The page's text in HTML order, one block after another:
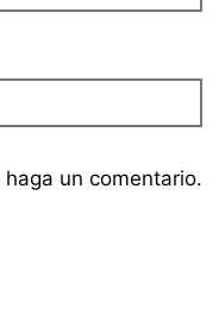
un comentario.